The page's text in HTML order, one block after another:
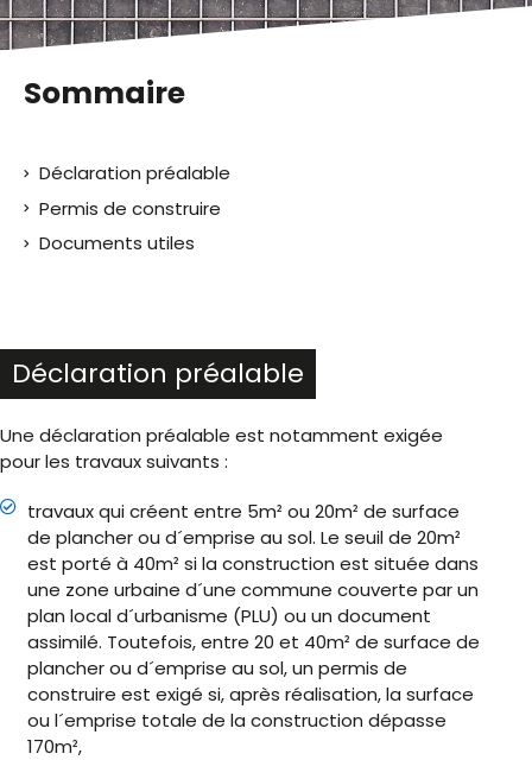
Sommaire
Déclaration préalable
Permis de construire
Documents utiles
Déclaration préalable
Une déclaration préalable est notamment exigée
pour les travaux suivants :
travaux qui créent entre 5m² ou 20m² de surface
de plancher ou d´emprise au sol. Le seuil de 20m²
est porté à 40m² si la construction est située dans
une zone urbaine d´une commune couverte par un
plan local d´urbanisme (PLU) ou un document
assimilé. Toutefois, entre 20 et 40m² de surface de
plancher ou d´emprise au sol, un permis de
construire est exigé si, après réalisation, la surface
ou l´emprise totale de la construction dépasse
170m²,